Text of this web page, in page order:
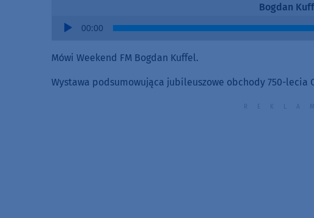
Bogdan
Audio
00:00
Mówi Weekend FM Bogdan Kuffel.
Wystawa podsumowująca jubileuszowe obchody 750-lecia